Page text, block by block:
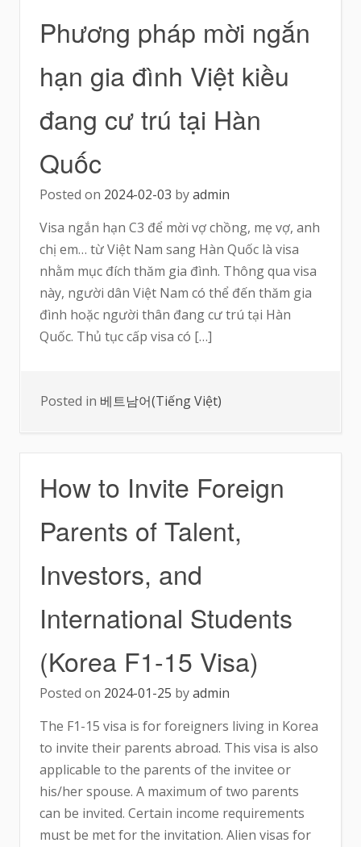
Phương pháp mời ngắn
hạn gia đình Việt kiều
đang cư trú tại Hàn
Quốc
Posted on 2024-02-03 byadmin
Visa ngắn hạn C3 để mời vợ chồng, mẹ vợ, anh
chị em… từ Việt Nam sang Hàn Quốc là visa
nhằm mục đích thăm gia đình. Thông qua visa
này, người dân Việt Nam có thể đến thăm gia
đình hoặc người thân đang cư trú tại Hàn
Quốc. Thủ tục cấp visa có […]
Posted in 베트남어(Tiếng Việt)
How to Invite Foreign
Parents of Talent,
Investors, and
International Students
(Korea F1-15 Visa)
Posted on 2024-01-25 byadmin
The F1-15 visa is for foreigners living in Korea
to invite their parents abroad. This visa is also
applicable to the parents of the invitee or
his/her spouse. A maximum of two parents
can be invited. Certain income requirements
must be met for the invitation. Alien visas for